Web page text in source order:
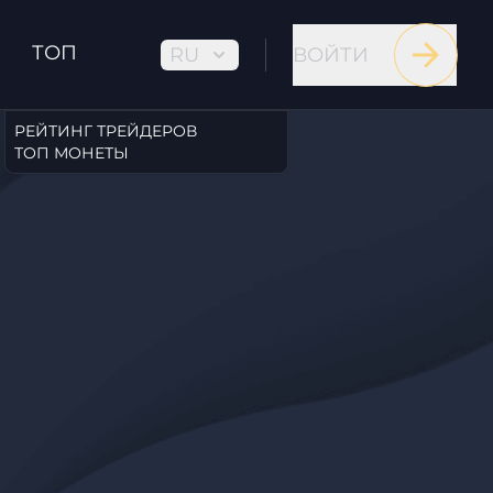
ТОП
РЕЙТИНГ ТРЕЙДЕРОВ
ТОП МОНЕТЫ
RU ВОЙТИ